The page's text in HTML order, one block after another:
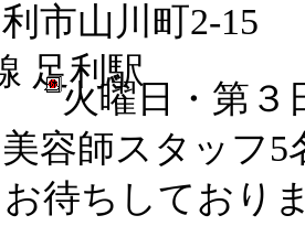
市山川町2-15
足利駅
火曜日・第３
容師スタッフ
待ちしており